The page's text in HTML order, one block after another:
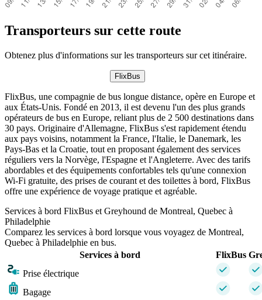
Transporteurs sur cette route
Obtenez plus d'informations sur les transporteurs sur cet itinéraire.
FlixBus
FlixBus, une compagnie de bus longue distance, opère en Europe et
aux États-Unis. Fondé en 2013, il est devenu l'un des plus grands
opérateurs de bus en Europe, reliant plus de 2 500 destinations dans
30 pays. Originaire d'Allemagne, FlixBus s'est rapidement étendu
aux pays voisins, notamment la France, l'Italie, le Danemark, les
Pays-Bas et la Croatie, tout en proposant également des services
réguliers vers la Norvège, l'Espagne et l'Angleterre. Avec des tarifs
abordables et des équipements confortables tels qu'une connexion
Wi-Fi gratuite, des prises de courant et des toilettes à bord, FlixBus
offre une expérience de voyage pratique et agréable.
Services à bord FlixBus et Greyhound de Montreal, Quebec à
Philadelphie
Comparez les services à bord lorsque vous voyagez de Montreal,
Quebec à Philadelphie en bus.
Services à bord
FlixBus
Prise électrique
Bagage